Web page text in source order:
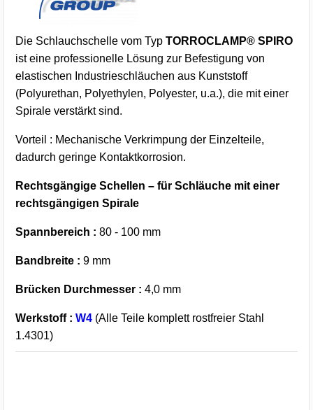
Die Schlauchschelle vom Typ TORROCLAMP® SPIRO
ist eine professionelle Lösung zur Befestigung von
elastischen Industrieschläuchen aus Kunststoff
(Polyurethan, Polyethylen, Polyester, u.a.), die mit einer
Spirale verstärkt sind.
Vorteil : Mechanische Verkrimpung der Einzelteile,
dadurch geringe Kontaktkorrosion.
Rechtsgängige Schellen – für Schläuche mit einer
rechtsgängigen Spirale
Spannbereich : 80 - 100 mm
Bandbreite : 9 mm
Brücken Durchmesser : 4,0 mm
Werkstoff : W4 (Alle Teile komplett rostfreier Stahl
1.4301)